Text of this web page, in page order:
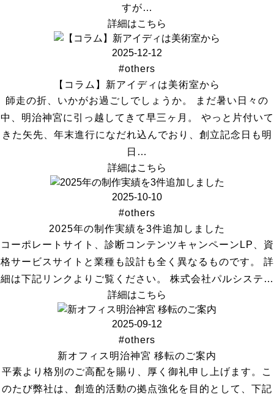
すが…
詳細はこちら
2025-12-12
#others
【コラム】新アイディは美術室から
師走の折、いかがお過ごしでしょうか。 まだ暑い日々の
中、明治神宮に引っ越してきて早三ヶ月。 やっと片付いて
きた矢先、年末進行になだれ込んでおり、創立記念日も明
日…
詳細はこちら
2025-10-10
#others
2025年の制作実績を3件追加しました
コーポレートサイト、診断コンテンツキャンペーンLP、資
格サービスサイトと業種も設計も全く異なるものです。 詳
細は下記リンクよりご覧ください。 株式会社パルシステ…
詳細はこちら
2025-09-12
#others
新オフィス明治神宮 移転のご案内
平素より格別のご高配を賜り、厚く御礼申し上げます。こ
のたび弊社は、創造的活動の拠点強化を目的として、下記